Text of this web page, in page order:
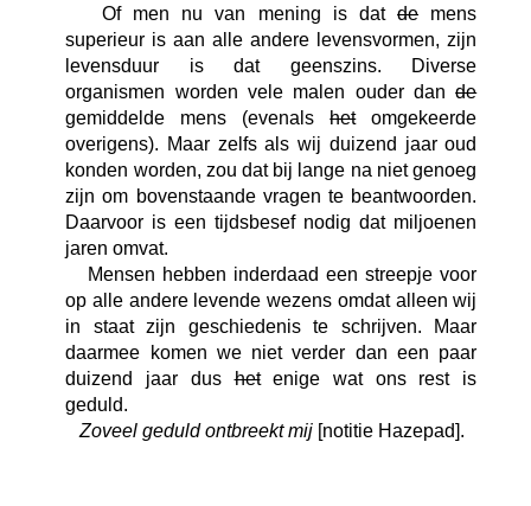
Of men nu van mening is datde mens
superieur is aan alle andere levensvormen, zijn
levensduur is dat geenszins. Diverse
organismen worden vele malen ouder dande
gemiddelde mens (evenalshetomgekeerde
overigens). Maar zelfs als wij duizend jaar oud
konden worden, zou dat bij lange na niet genoeg
zijn om bovenstaande vragen te beantwoorden.
Daarvoor is een tijdsbesef nodig dat miljoenen
jaren omvat.
Mensen hebben inderdaad een streepje voor
op alle andere levende wezens omdat alleen wij
in staat zijn geschiedenis te schrijven. Maar
daarmee komen we niet verder dan een paar
duizend jaar dushetenige wat ons rest is
geduld.
Zoveel geduld ontbreekt mij [notitie Hazepad].